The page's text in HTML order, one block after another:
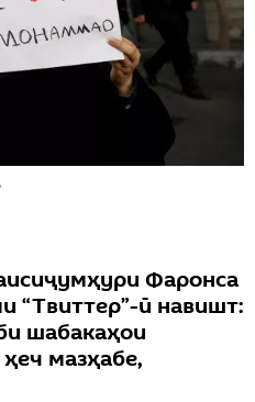
Фаронса
“Твиттер”-ӣ навишт:
шабакаҳои
мазҳабе,